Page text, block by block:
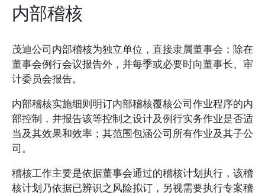
内部稽核
茂迪公司内部稽核为独立单位，直接隶属董事会；除在
董事会例行会议报告外，并每季或必要时向董事长、审
计委员会报告。
内部稽核实施细则明订内部稽核覆核公司作业程序的内
部控制，并报告该等控制之设计及例行实务作业是否适
当及其效果和效率；其范围包涵公司所有作业及其子公
司。
稽核工作主要是依据董事会通过的稽核计划执行，该稽
核计划乃依据已辨识之风险拟订，另视需要执行专案稽